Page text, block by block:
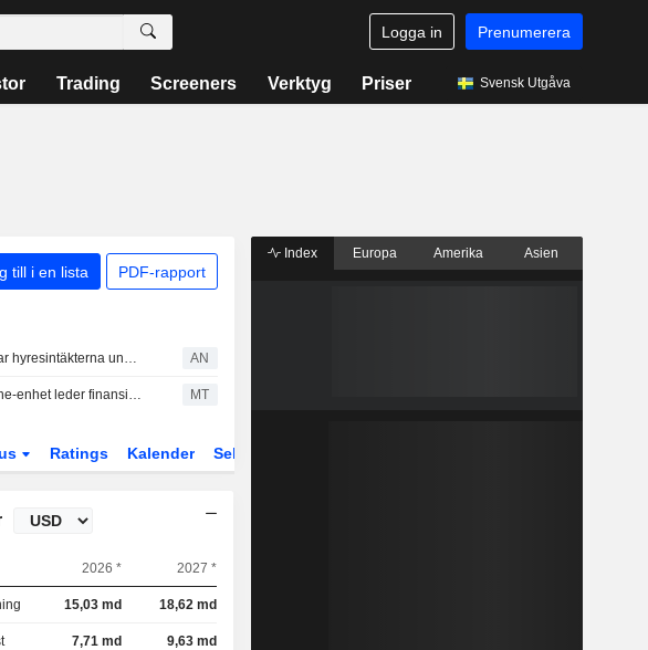
Logga in Prenumerera
Trading Screeners Verktyg Priser Svensk Utgåva
till i en lista PDF-rapport
Tritax ökar hyresintäkterna under första halvåret – planerar nyemission på 350 miljoner pund AN
Blackstone-enhet leder finansieringen av ContextLogics förvärv av Gaylord Chemical för 850 miljoner dollar MT
Ratings Kalender Sektor
2026 * 2027 *
15,03 md 18,62 md
7,71 md 9,63 md
Index Europa Amerika Asien